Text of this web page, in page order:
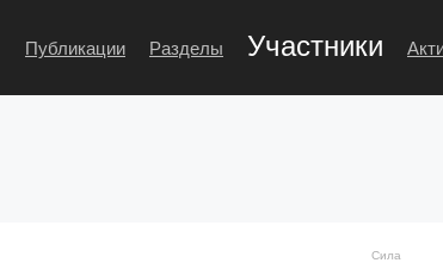
Публикации Разделы Участники
Сила